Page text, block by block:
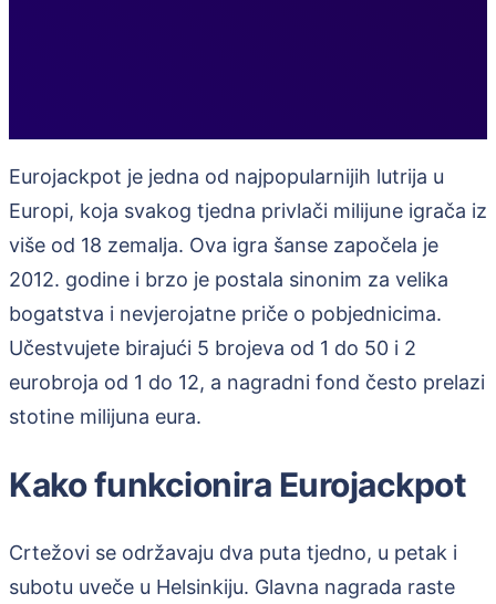
Eurojackpot je jedna od najpopularnijih lutrija u
Europi, koja svakog tjedna privlači milijune igrača iz
više od 18 zemalja. Ova igra šanse započela je
2012. godine i brzo je postala sinonim za velika
bogatstva i nevjerojatne priče o pobjednicima.
Učestvujete birajući 5 brojeva od 1 do 50 i 2
eurobroja od 1 do 12, a nagradni fond često prelazi
stotine milijuna eura.
Kako funkcionira Eurojackpot
Crtežovi se održavaju dva puta tjedno, u petak i
subotu uveče u Helsinkiju. Glavna nagrada raste